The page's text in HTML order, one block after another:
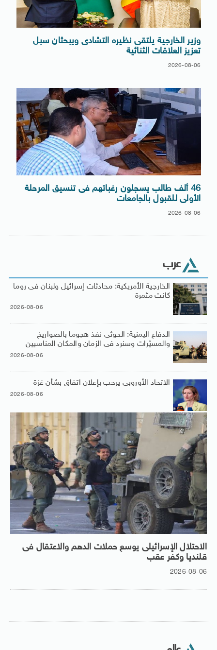
وزير الخارجية يلتقى نظيره التشادى ويبحثان سبل
تعزيز العلاقات الثنائية
2026-08-06
46 ألف طالب يسجلون رغباتهم فى تنسيق المرحلة
الأولى للقبول بالجامعات
2026-08-06
عرب
الخارجية الأمريكية: محادثات إسرائيل ولبنان فى روما
كانت مثمرة
2026-08-06
الدفاع اليمنية: الحوثى نفذ هجوما بالصواريخ
والمسيّرات وسنرد فى الزمان والمكان المناسبين
2026-08-06
الاتحاد الأوروبى يرحب بإعلان اتفاق بشأن غزة
2026-08-06
الاحتلال الإسرائيلى يوسع حملات الدهم والاعتقال فى
قلنديا وكفر عقب
2026-08-06